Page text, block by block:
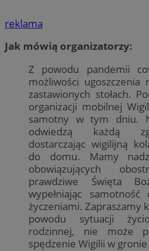
reklama
Jak mówią organizatorzy:
Z powodu pandemii
możliwości ugoszczenia
zastawionych stołach.
organizacji mobilnej
samotny w tym dniu.
odwiedzą każdą
dostarczając wigilijną
do domu. Mamy
obowiązujących
prawdziwe Święta
wypełniając
życzeniami. Zapraszamy
powodu sytuacji
rodzinnej, nie może
spędzenie Wigilii w